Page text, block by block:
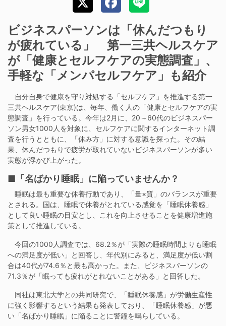
ビジネスパーソンは「休んだつもり
が疲れている」 第一三共ヘルスケア
が「健康とセルフケアの実態調査」、
手軽な「メンパセルフケア」も紹介
自分自身で健康を守り対処する「セルフケア」を推進する第一
三共ヘルスケア(東京)は、毎年、働く人の「健康とセルフケアの実
態調査 」を行っている。今年は2月に、20～60代のビジネスパー
ソン男女1000人を対象に、セルフケアに関するインターネット調
査を行うとともに、「休み方」に対する意識を探った。その結
果、休んだつもりで疲労が取れていないビジネスパーソンが多い
実態が浮かび上がった。
■「名ばかり睡眠」に陥っていませんか？
睡眠は最も重要な休養行動であり、「量×質」のバランスが重要
とされる。国は、睡眠で休養がとれている感覚を「睡眠休養感」
として良い睡眠の目安とし、これを向上させることを健康増進施
策として推進している。
今回の1000人調査では、68.2％が「実際の睡眠時間よりも睡眠
への満足度が低い」と回答し、年代別にみると、満足度が低い割
合は40代が74.6％と最も高かった。また、ビジネスパーソンの
71.3％が「眠っても疲れがとれないことがある」と回答した。
同社は東北大学との共同研究で、「睡眠休養感」が労働生産性
に強く影響するという結果も発表しており、「睡眠休養感」が悪
い「名ばかり睡眠」に陥ることに警鐘を鳴らしている。